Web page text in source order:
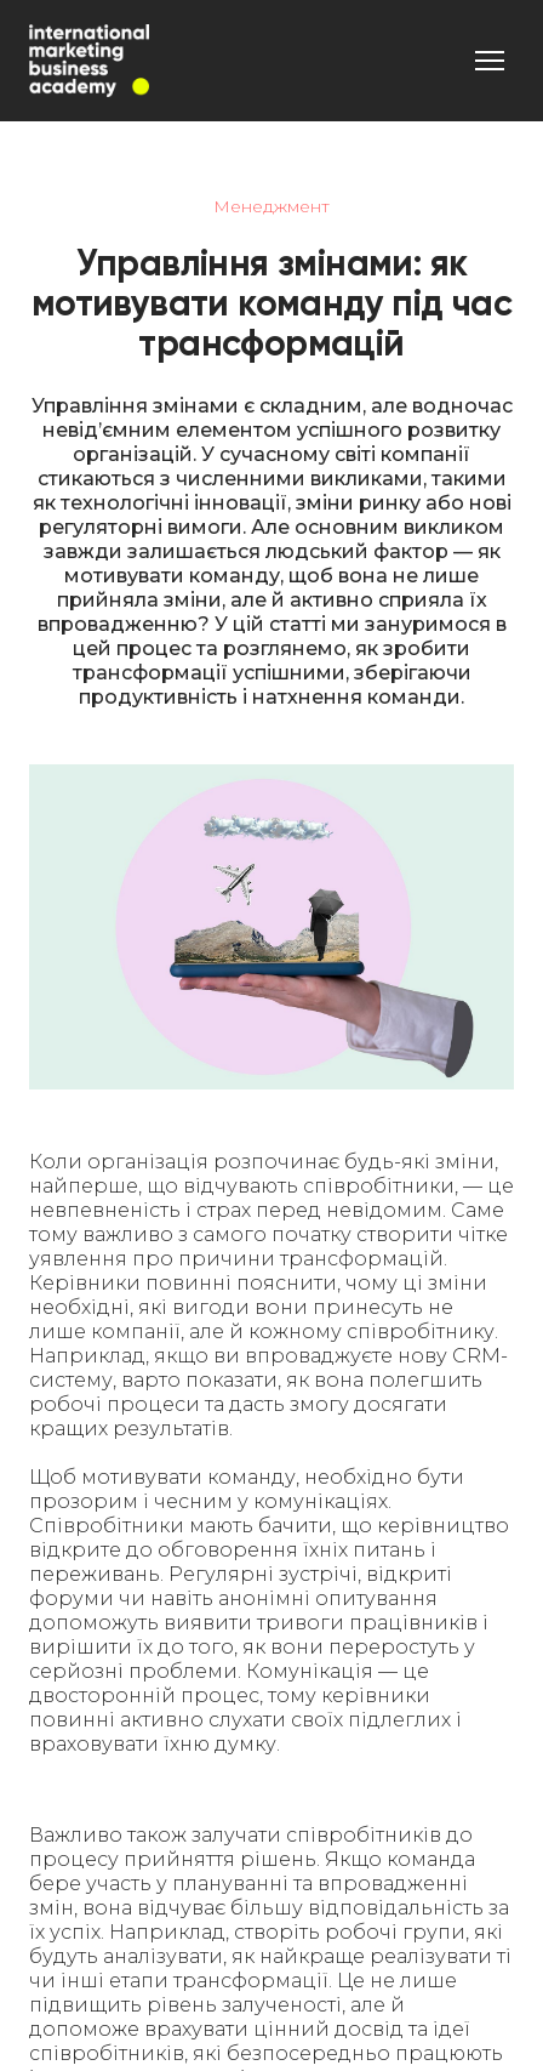
Менеджмент
Управління змінами: як
мотивувати команду під час
трансформацій
Управління змінами є складним, але водночас
невід’ємним елементом успішного розвитку
організацій. У сучасному світі компанії
стикаються з численними викликами, такими
як технологічні інновації, зміни ринку або нові
регуляторні вимоги. Але основним викликом
завжди залишається людський фактор — як
мотивувати команду, щоб вона не лише
прийняла зміни, але й активно сприяла їх
впровадженню? У цій статті ми зануримося в
цей процес та розглянемо, як зробити
трансформації успішними, зберігаючи
продуктивність і натхнення команди.
Коли організація розпочинає будь-які зміни,
найперше, що відчувають співробітники, — це
невпевненість і страх перед невідомим. Саме
тому важливо з самого початку створити чітке
уявлення про причини трансформацій.
Керівники повинні пояснити, чому ці зміни
необхідні, які вигоди вони принесуть не
лише компанії, але й кожному співробітнику.
Наприклад, якщо ви впроваджуєте нову CRM-
систему, варто показати, як вона полегшить
робочі процеси та дасть змогу досягати
кращих результатів.
Щоб мотивувати команду, необхідно бути
прозорим і чесним у комунікаціях.
Співробітники мають бачити, що керівництво
відкрите до обговорення їхніх питань і
переживань. Регулярні зустрічі, відкриті
форуми чи навіть анонімні опитування
допоможуть виявити тривоги працівників і
вирішити їх до того, як вони переростуть у
серйозні проблеми. Комунікація — це
двосторонній процес, тому керівники
повинні активно слухати своїх підлеглих і
враховувати їхню думку.
Важливо також залучати співробітників до
процесу прийняття рішень. Якщо команда
бере участь у плануванні та впровадженні
змін, вона відчуває більшу відповідальність за
їх успіх. Наприклад, створіть робочі групи, які
будуть аналізувати, як найкраще реалізувати ті
чи інші етапи трансформації. Це не лише
підвищить рівень залученості, але й
допоможе врахувати цінний досвід та ідеї
співробітників, які безпосередньо працюють